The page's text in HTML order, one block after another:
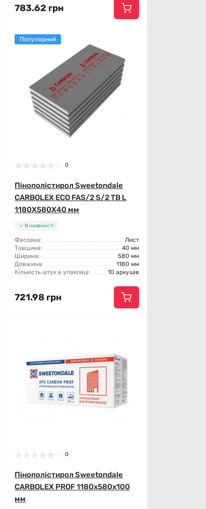
783.62 грн
Популярний
0
Пінополістирол Sweetondale
CARBOLEX ECO FAS/2 S/2 TB L
1180X580X40 мм
В наявності
Фасовка:
Лист
Товщина:
40 мм
Ширина:
580 мм
Довжина:
1180 мм
Кількість штук в упаковці:
10 аркушів
721.98 грн
0
Пінополістирол Sweetondale
CARBOLEX PROF 1180x580x100
мм